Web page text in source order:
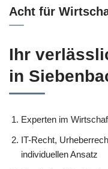
Acht für
Ihr
in
Experten im
IT-Recht,
individuellen Ansatz